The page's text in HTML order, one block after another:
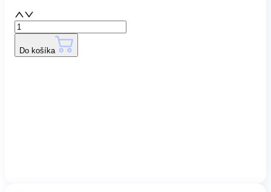
Do košíka